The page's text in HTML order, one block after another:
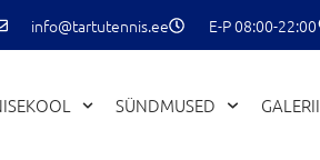
info@tartutennis.ee E-P 08:00-22:00
SÜNDMUSED GALERII